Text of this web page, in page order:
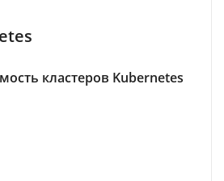
кластеров Kubernetes